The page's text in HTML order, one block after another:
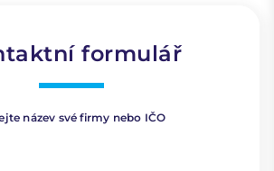
formulář
název své firmy nebo IČO